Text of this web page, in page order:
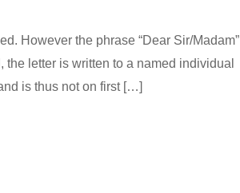
However the phrase “Dear Sir/Madam”
letter is written to a named individual
is thus not on first […]